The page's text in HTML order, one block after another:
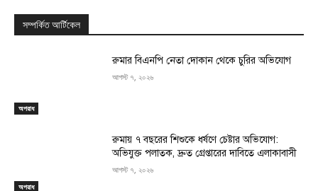
সম্পর্কিত আর্টিকেল
অপরাধ
রুমার বিএনপি নেতা দোকান থেকে চুরির অভিযোগ
আগস্ট ৭, ২০২৬
অপরাধ
রুমায় ৭ বছরের শিশুকে ধর্ষণে চেষ্টার অভিযোগ:
অভিযুক্ত পলাতক, দ্রুত গ্রেপ্তারের দাবিতে এলাকাবাসী
আগস্ট ৭, ২০২৬